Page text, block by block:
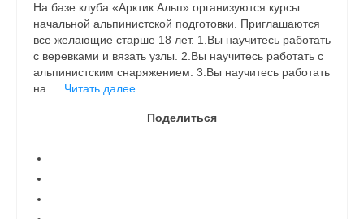
На базе клуба «Арктик Альп» организуются курсы
начальной альпинистской подготовки. Приглашаются
все желающие старше 18 лет. 1.Вы научитесь работать
с веревками и вязать узлы. 2.Вы научитесь работать с
альпинистским снаряжением. 3.Вы научитесь работать
на … Читать далее
Поделиться